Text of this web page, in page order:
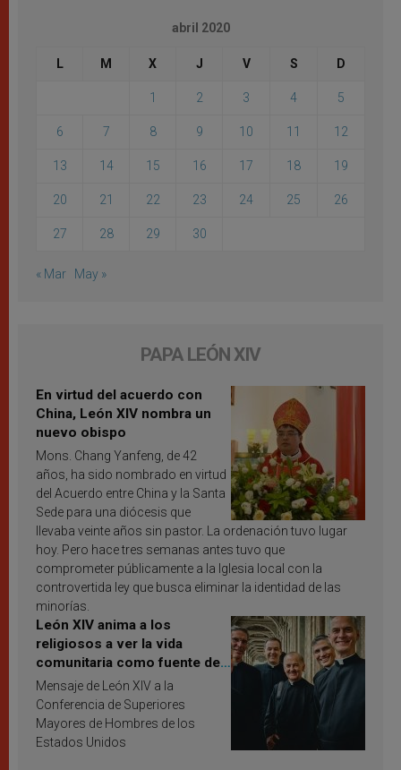
abril 2020
L M X J V S D
1 2 3 4 5
6 7 8 9 10 11 12
13 14 15 16 17 18 19
20 21 22 23 24 25 26
27 28 29 30
« Mar May »
PAPA LEÓN XIV
En virtud del acuerdo con
China, León XIV nombra un
nuevo obispo
Mons. Chang Yanfeng, de 42
años, ha sido nombrado en virtud
del Acuerdo entre China y la Santa
Sede para una diócesis que
llevaba veinte años sin pastor. La ordenación tuvo lugar
hoy. Pero hace tres semanas antes tuvo que
comprometer públicamente a la Iglesia local con la
controvertida ley que busca eliminar la identidad de las
minorías.
León XIV anima a los
religiosos a ver la vida
comunitaria como fuente de
inspiración y santificación
Mensaje de León XIV a la
Conferencia de Superiores
Mayores de Hombres de los
Estados Unidos